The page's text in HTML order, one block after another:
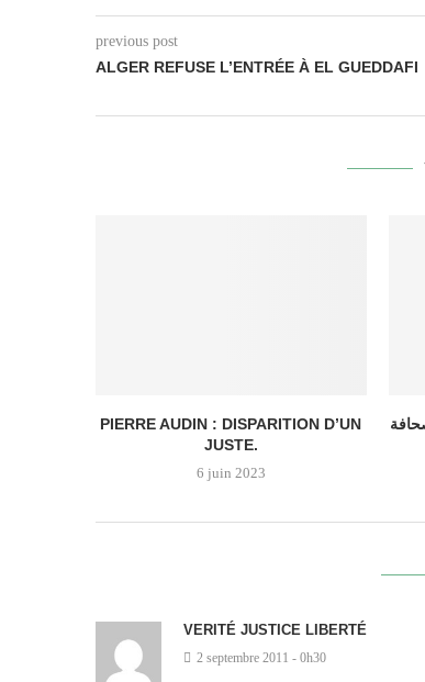
previous post
ALGER REFUSE L’ENTRÉE À EL GUEDDAFI
PIERRE AUDIN : DISPARITION D’UN
JUSTE.
6 juin 2023
VERITÉ JUSTICE LIBERTÉ
2 septembre 2011 - 0h30